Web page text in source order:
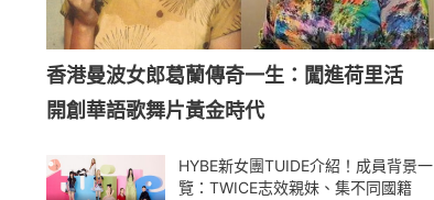
香港曼波女郎葛蘭傳奇一生：闖進荷里活
開創華語歌舞片黃金時代
HYBE新女團TUIDE介紹！成員背景一
覽：TWICE志效親妹、集不同國籍